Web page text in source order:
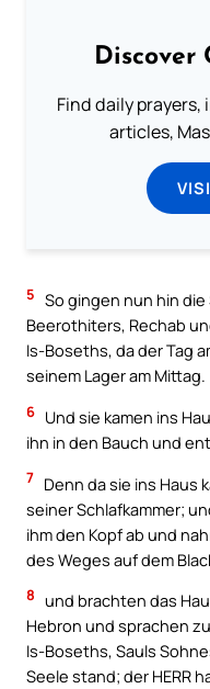
Discover
Find daily
articles,
5 So gingen nun hin
Beerothiters, Rechab
Is-Boseths, da der Tag
seinem Lager am Mittag.
6 Und sie kamen ins
ihn in den Bauch und
7 Denn da sie ins Haus
seiner Schlafkammer;
ihm den Kopf ab und
des Weges auf dem
8 und brachten das
Hebron und sprachen
Is-Boseths, Sauls
Seele stand; der HERR